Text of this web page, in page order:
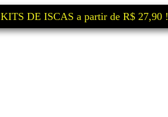
KITS DE ISCAS a partir de R$ 27,90 !